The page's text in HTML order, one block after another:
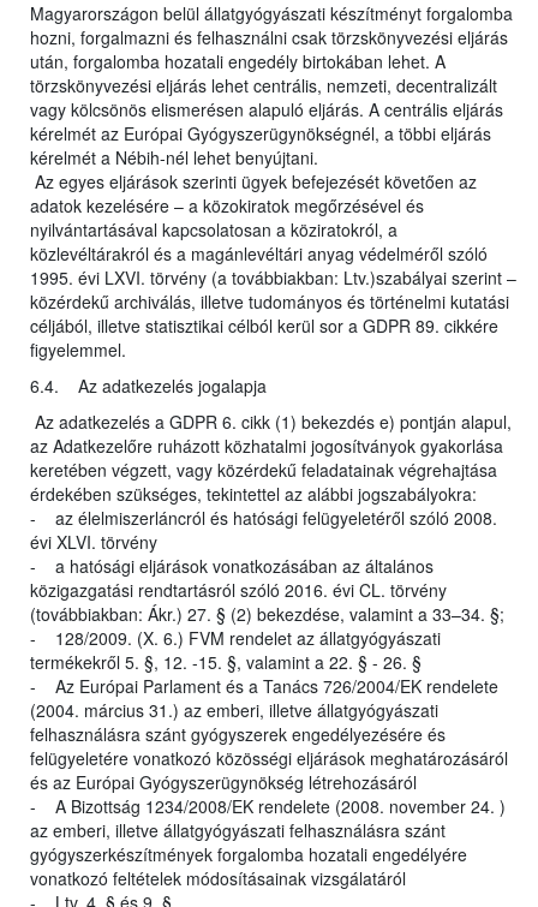
Magyarországon belül állatgyógyászati készítményt forgalomba
hozni, forgalmazni és felhasználni csak törzskönyvezési eljárás
után, forgalomba hozatali engedély birtokában lehet. A
törzskönyvezési eljárás lehet centrális, nemzeti, decentralizált
vagy kölcsönös elismerésen alapuló eljárás. A centrális eljárás
kérelmét az Európai Gyógyszerügynökségnél, a többi eljárás
kérelmét a Nébih-nél lehet benyújtani.
Az egyes eljárások szerinti ügyek befejezését követően az
adatok kezelésére – a közokiratok megőrzésével és
nyilvántartásával kapcsolatosan a köziratokról, a
közlevéltárakról és a magánlevéltári anyag védelméről szóló
1995. évi LXVI. törvény (a továbbiakban: Ltv.)szabályai szerint –
közérdekű archiválás, illetve tudományos és történelmi kutatási
céljából, illetve statisztikai célból kerül sor a GDPR 89. cikkére
figyelemmel.
6.4. Az adatkezelés jogalapja
Az adatkezelés a GDPR 6. cikk (1) bekezdés e) pontján alapul,
az Adatkezelőre ruházott közhatalmi jogosítványok gyakorlása
keretében végzett, vagy közérdekű feladatainak végrehajtása
érdekében szükséges, tekintettel az alábbi jogszabályokra:
- az élelmiszerláncról és hatósági felügyeletéről szóló 2008.
évi XLVI. törvény
- a hatósági eljárások vonatkozásában az általános
közigazgatási rendtartásról szóló 2016. évi CL. törvény
(továbbiakban: Ákr.) 27. § (2) bekezdése, valamint a 33–34. §;
- 128/2009. (X. 6.) FVM rendelet az állatgyógyászati
termékekről 5. §, 12. -15. §, valamint a 22. § - 26. §
- Az Európai Parlament és a Tanács 726/2004/EK rendelete
(2004. március 31.) az emberi, illetve állatgyógyászati
felhasználásra szánt gyógyszerek engedélyezésére és
felügyeletére vonatkozó közösségi eljárások meghatározásáról
és az Európai Gyógyszerügynökség létrehozásáról
- A Bizottság 1234/2008/EK rendelete (2008. november 24. )
az emberi, illetve állatgyógyászati felhasználásra szánt
gyógyszerkészítmények forgalomba hozatali engedélyére
vonatkozó feltételek módosításainak vizsgálatáról